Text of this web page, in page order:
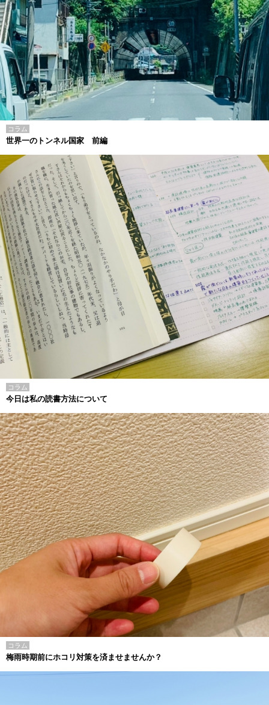
コラム
世界一のトンネル国家 前編
コラム
今日は私の読書方法について
コラム
梅雨時期前にホコリ対策を済ませませんか？